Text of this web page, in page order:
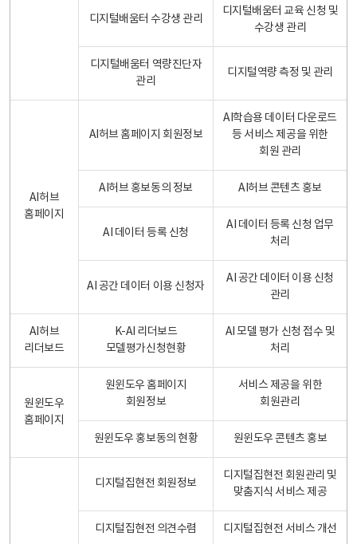
디지털배움터 수강생 관리
디지털배움터 교육 신청 및
수강생 관리
디지털배움터 역량진단자
관리
디지털역량 측정 및 관리
AI허브
홈페이지
AI허브 홈페이지 회원정보
AI학습용 데이터 다운로드
등 서비스 제공을 위한
회원 관리
AI허브 홍보동의 정보 AI허브 콘텐츠 홍보
AI 데이터 등록 신청
AI 데이터 등록 신청 업무
처리
AI 공간 데이터 이용 신청자
AI 공간 데이터 이용 신청
관리
AI허브
리더보드
K-AI 리더보드
모델평가신청현황
AI 모델 평가 신청 접수 및
처리
원윈도우
홈페이지
원윈도우 홈페이지
회원정보
서비스 제공을 위한
회원관리
원윈도우 홍보동의 현황 원윈도우 콘텐츠 홍보
디지털집현전 회원정보
디지털집현전 회원관리 및
맞춤지식 서비스 제공
디지털집현전 의견수렴 디지털집현전 서비스 개선